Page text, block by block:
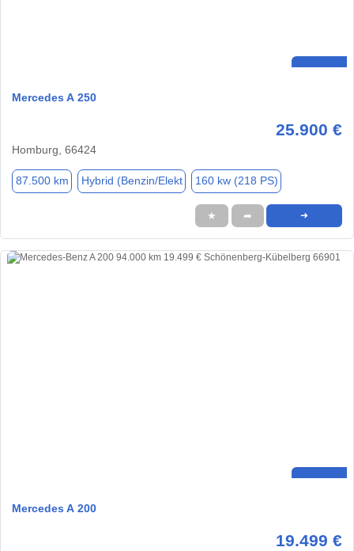
Mercedes A 250
25.900 €
Homburg, 66424
87.500 km Hybrid (Benzin/Elekt 160 kw (218 PS)
★ ➦ ➜
Mercedes A 200
19.499 €